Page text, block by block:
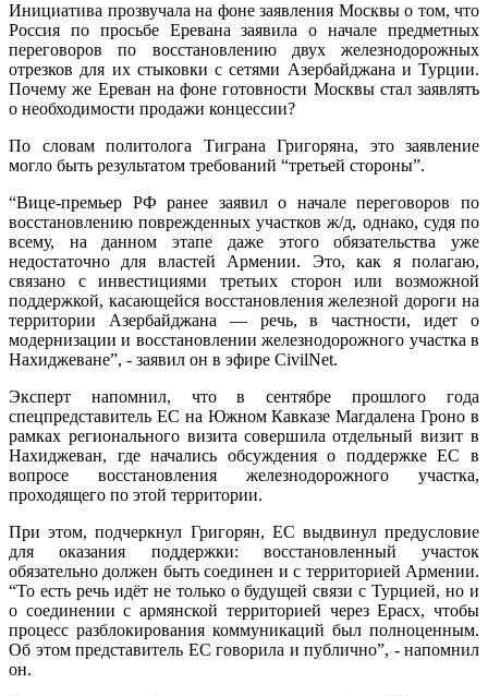
Инициатива прозвучала на фоне заявления Москвы о том, что
Россия по просьбе Еревана заявила о начале предметных
переговоров по восстановлению двух железнодорожных
отрезков для их стыковки с сетями Азербайджана и Турции.
Почему же Ереван на фоне готовности Москвы стал заявлять
о необходимости продажи концессии?
По словам политолога Тиграна Григоряна, это заявление
могло быть результатом требований “третьей стороны”.
“Вице-премьер РФ ранее заявил о начале переговоров по
восстановлению поврежденных участков ж/д, однако, судя по
всему, на данном этапе даже этого обязательства уже
недостаточно для властей Армении. Это, как я полагаю,
связано с инвестициями третьих сторон или возможной
поддержкой, касающейся восстановления железной дороги на
территории Азербайджана — речь, в частности, идет о
модернизации и восстановлении железнодорожного участка в
Нахиджеване”, - заявил он в эфире CivilNet.
Эксперт напомнил, что в сентябре прошлого года
спецпредставитель ЕС на Южном Кавказе Магдалена Гроно в
рамках регионального визита совершила отдельный визит в
Нахиджеван, где начались обсуждения о поддержке ЕС в
вопросе восстановления железнодорожного участка,
проходящего по этой территории.
При этом, подчеркнул Григорян, ЕС выдвинул предусловие
для оказания поддержки: восстановленный участок
обязательно должен быть соединен и с территорией Армении.
“То есть речь идёт не только о будущей связи с Турцией, но и
о соединении с армянской территорией через Ерасх, чтобы
процесс разблокирования коммуникаций был полноценным.
Об этом представитель ЕС говорила и публично”, - напомнил
он.